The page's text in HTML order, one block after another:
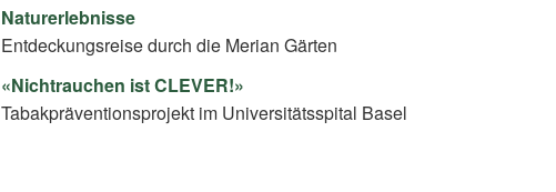
Naturerlebnisse
Entdeckungsreise durch die Merian Gärten
«Nichtrauchen ist CLEVER!»
Tabakpräventionsprojekt im Universitätsspital Basel